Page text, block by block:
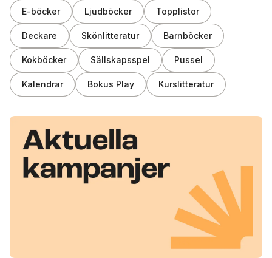
E-böcker Ljudböcker Topplistor
Deckare Skönlitteratur Barnböcker
Kokböcker Sällskapsspel Pussel
Kalendrar Bokus Play Kurslitteratur